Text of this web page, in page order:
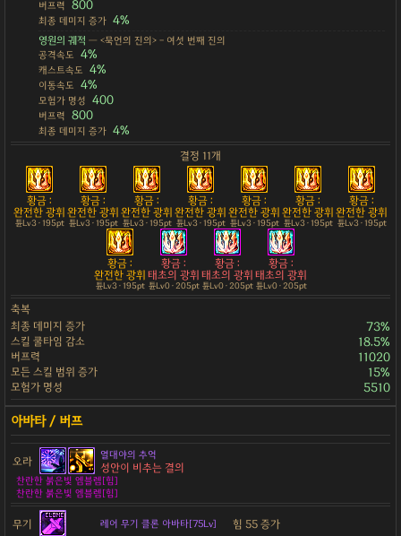
버프력 800
최종 데미지 증가 4%
영원의 궤적— <묵언의 진의> - 여섯 번째 진의
공격속도
4%
캐스트속도 4%
이동속도 4%
모험가 명성 400
버프력 800
최종 데미지 증가 4%
결정 11개
황금 :
완전한 광휘
튠Lv3 · 195pt
황금 :
완전한 광휘
튠Lv3 · 195pt
황금 :
완전한 광휘
튠Lv3 · 195pt
황금 :
완전한 광휘
튠Lv3 · 195pt
황금 :
완전한 광휘
튠Lv3 · 195pt
황금 :
완전한 광휘
튠Lv3 · 195pt
황금 :
완전한 광휘
튠Lv3 · 195pt
황금 :
완전한 광휘
튠Lv3 · 195pt
황금 :
태초의 광휘
튠Lv0 · 205pt
황금 :
태초의 광휘
튠Lv0 · 205pt
황금 :
태초의 광휘
튠Lv0 · 205pt
축복
최종 데미지 증가
73%
스킬 쿨타임 감소 18.5%
버프력 11020
모든 스킬 범위 증가 15%
모험가 명성 5510
오라 열대야의 추억
성안이 비추는 결의
찬란한 붉은빛 엠블렘[힘]
찬란한 붉은빛 엠블렘[힘]
무기 레어 무기 클론 아바타[75Lv] 힘 55 증가